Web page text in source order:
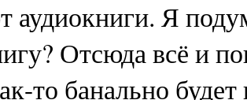
аудиокниги. Я
Отсюда всё и
то банально